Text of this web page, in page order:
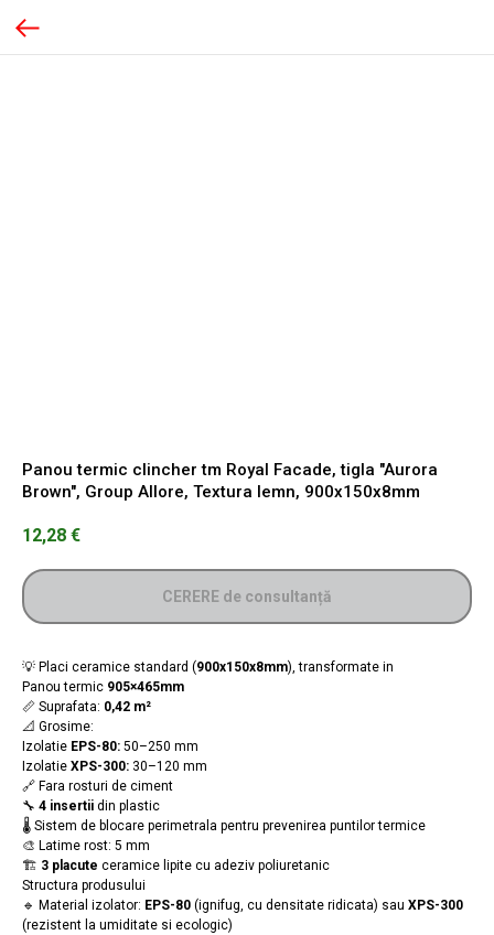
Panou termic clincher tm Royal Facade, tigla "Aurora
Brown", Group Allore, Textura lemn, 900x150x8mm
12,28 €
CERERE de consultanță
💡 Placi ceramice standard (900x150x8mm), transformate in
Panou termic 905×465mm
📏 Suprafata: 0,42 m²
📐 Grosime:
Izolatie EPS-80: 50–250 mm
Izolatie XPS-300: 30–120 mm
🔗 Fara rosturi de ciment
🔧 4 insertii din plastic
🌡️ Sistem de blocare perimetrala pentru prevenirea puntilor termice
🎨 Latime rost: 5 mm
🏗️ 3 placute ceramice lipite cu adeziv poliuretanic
Structura produsului
🔹 Material izolator: EPS-80 (ignifug, cu densitate ridicata) sau XPS-300
(rezistent la umiditate si ecologic)